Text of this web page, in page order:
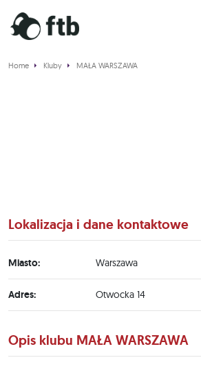
Home Kluby MAŁA WARSZAWA
Lokalizacja i dane kontaktowe
Miasto: Warszawa
Adres: Otwocka 14
Opis klubu MAŁA WARSZAWA